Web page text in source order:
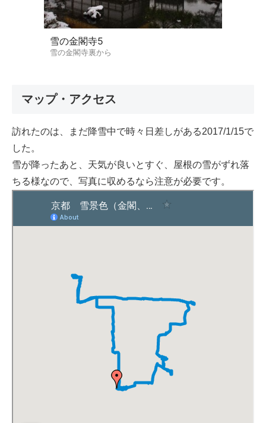
雪の金閣寺5
雪の金閣寺裏から
マップ・アクセス
訪れたのは、まだ降雪中で時々日差しがある2017/1/15で
した。
雪が降ったあと、天気が良いとすぐ、屋根の雪がずれ落
ちる様なので、写真に収めるなら注意が必要です。